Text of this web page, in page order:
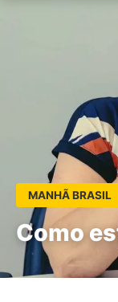
MANHÃ BRASIL
Como